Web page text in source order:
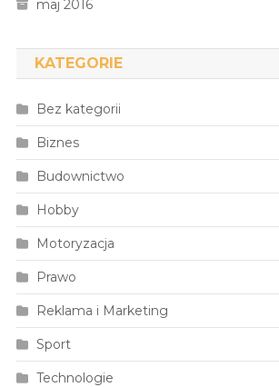
maj 2016
KATEGORIE
Bez kategorii
Biznes
Budownictwo
Hobby
Motoryzacja
Prawo
Reklama i Marketing
Sport
Technologie